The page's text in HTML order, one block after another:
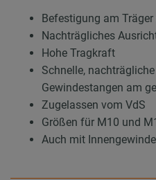
Befestigung am
Nachträgliches
Hohe Tragkraft
Schnelle,
Gewindestangen am
Zugelassen vom VdS
Größen für M10 und
Auch mit